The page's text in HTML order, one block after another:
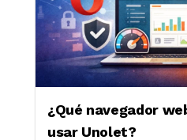
¿Qué navegador
usar Unolet?